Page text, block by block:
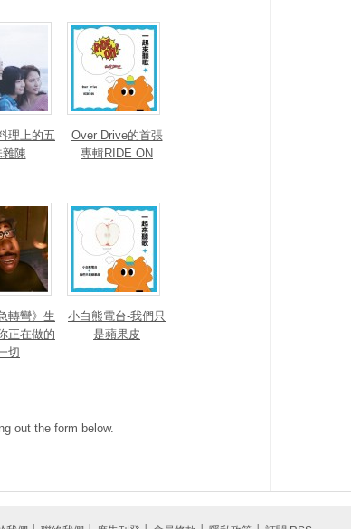
理上的五
雜陳
Over Drive的首張
專輯RIDE ON
轉彎》生
正在做的
切
小白熊電台-我們只
是蘋果皮
out the form below.